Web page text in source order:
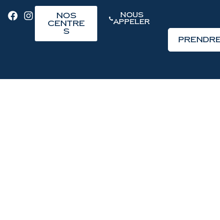
Nos
Centre
s
Nous
Appeler